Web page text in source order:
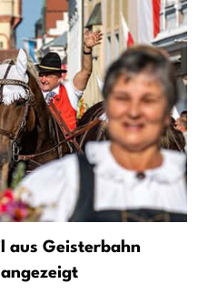
aus Geisterbahn